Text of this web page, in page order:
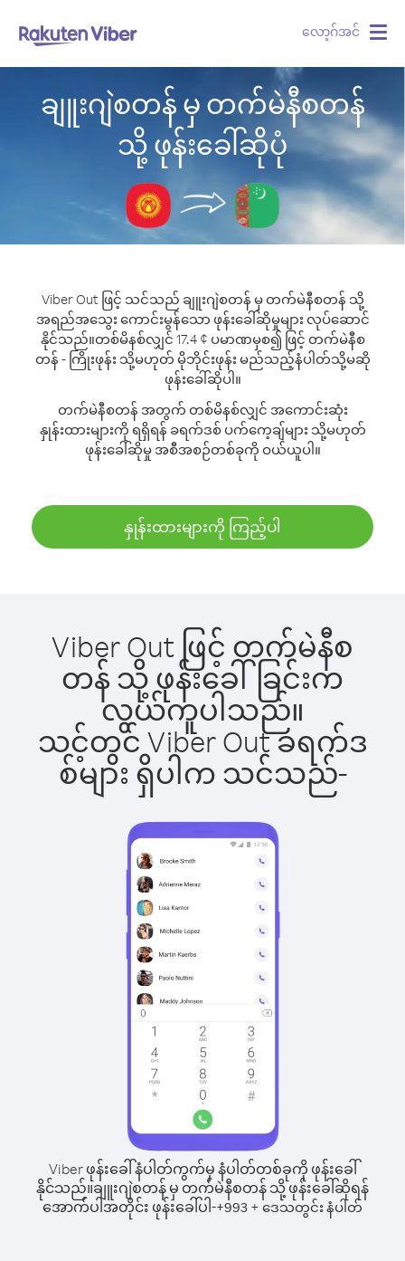
လော့ဂ်အင်
ချူးဂျဲစတန် မှ တက်မဲနီစတန်
သို့ ဖုန်းခေါ်ဆိုပုံ
Viber Out ဖြင့် သင်သည် ချူးဂျဲစတန် မှ တက်မဲနီစတန် သို့
အရည်အသွေး ကောင်းမွန်သော ဖုန်းခေါ်ဆိုမှုများ လုပ်ဆောင်
နိုင်သည်။တစ်မိနစ်လျှင် 17.4 ¢ ပမာဏမှစ၍ ဖြင့် တက်မဲနီစ
တန် - ကြိုးဖုန်း သို့မဟုတ် မိုဘိုင်းဖုန်း မည်သည့်နံပါတ်သို့မဆို
ဖုန်းခေါ်ဆိုပါ။
တက်မဲနီစတန် အတွက် တစ်မိနစ်လျှင် အကောင်းဆုံး
နှုန်းထားများကို ရရှိရန် ခရက်ဒစ် ပက်ကေ့ချ်များ သို့မဟုတ်
ဖုန်းခေါ်ဆိုမှု အစီအစဉ်တစ်ခုကို ဝယ်ယူပါ။
နှုန်းထားများကို ကြည့်ပါ
Viber Out ဖြင့် တက်မဲနီစ
တန် သို့ ဖုန်းခေါ်ခြင်းက
လွယ်ကူပါသည်။
သင့်တွင် Viber Out ခရက်ဒ
စ်များ ရှိပါက သင်သည်-
Viber ဖုန်းခေါ်နံပါတ်ကွက်မှ နံပါတ်တစ်ခုကို ဖုန်းခေါ်
နိုင်သည်။ချူးဂျဲစတန် မှ တက်မဲနီစတန် သို့ ဖုန်းခေါ်ဆိုရန်
အောက်ပါအတိုင်း ဖုန်းခေါ်ပါ-+993 + ဒေသတွင်း နံပါတ်